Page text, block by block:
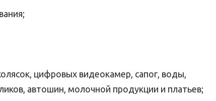
цифровых видеокамер, сапог, воды,
автошин, молочной продукции и платьев;